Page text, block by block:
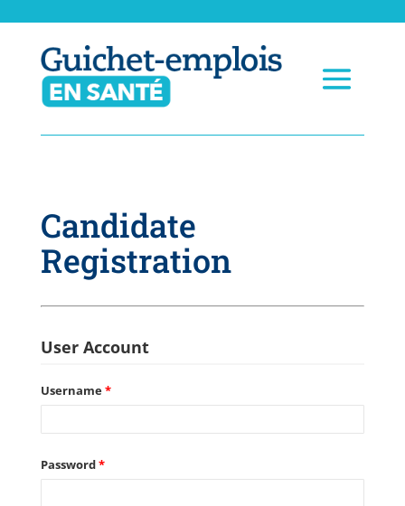
Candidate
Registration
User Account
Username*
Password*